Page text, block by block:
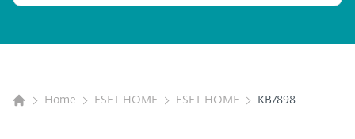
Home ESET HOME ESET HOME KB7898